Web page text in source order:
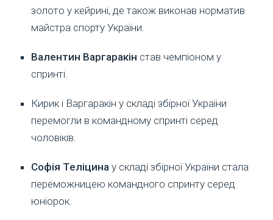
золото у кейрині, де також виконав норматив
майстра спорту України.
Валентин Варгаракін став чемпіоном у
спринті.
Кирик і Варгаракін у складі збірної України
перемогли в командному спринті серед
чоловіків.
Софія Теліцина у складі збірної України стала
переможницею командного спринту серед
юніорок.